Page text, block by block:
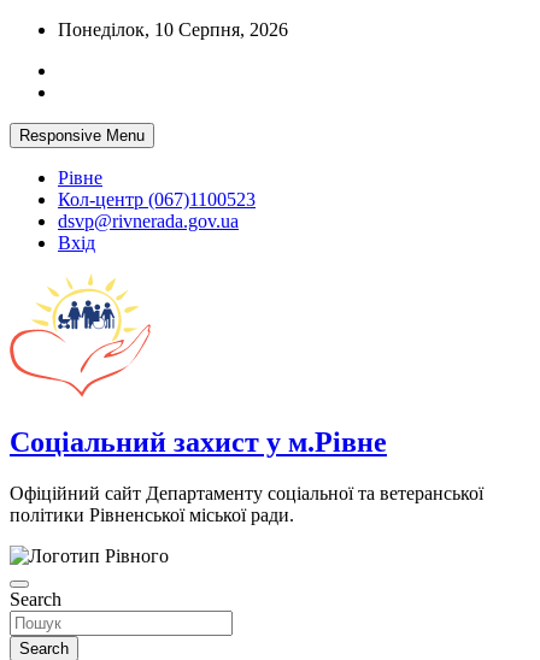
Skip
content
Понеділок, 10 Серпня, 2026
Responsive Menu
Рівне
Кол-центр (067)1100523
dsvp@rivnerada.gov.ua
Вхід
Соціальний захист у м.Рівне
Офіційний сайт Департаменту соціальної та ветеранської
політики Рівненської міської ради.
Search
Search